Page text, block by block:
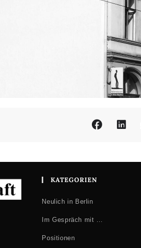
KATEGORIEN
Neulich in Berlin
Im Gespräch mit …
Positionen